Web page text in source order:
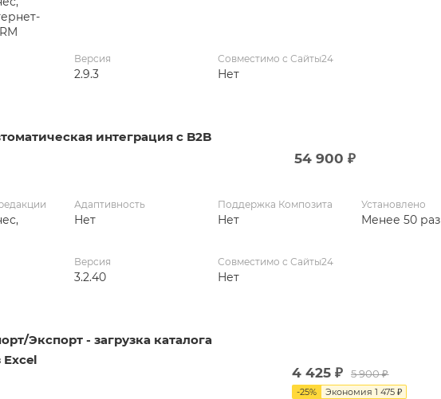
Версия
2.9.3
Совместимо с Сайты24
Нет
интеграция с B2B
54 900 ₽
Адаптивность
Нет
Поддержка Композита
Нет
Установлено
Менее 50 раз
Версия
3.2.40
Совместимо с Сайты24
Нет
Экспорт - загрузка каталога
Excel
4 425 ₽ 5 900₽
-25% Экономия1 475 ₽